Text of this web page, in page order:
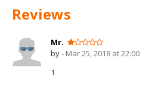
Reviews
Mr.
by - Mar 25, 2018 at 22:00
1